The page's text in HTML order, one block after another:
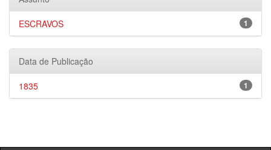
1
ESCRAVOS
Data de Publicação
1
1835